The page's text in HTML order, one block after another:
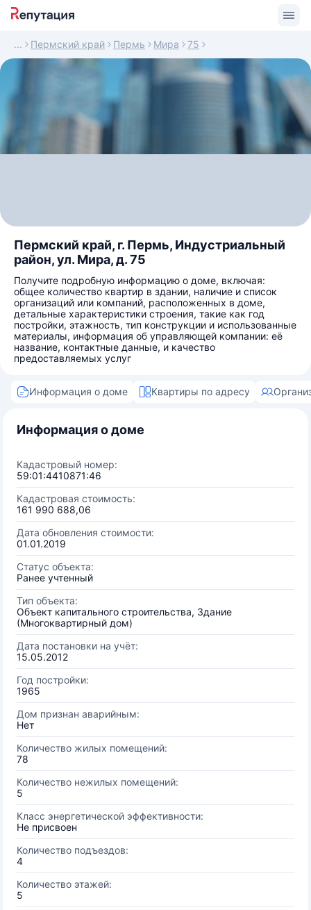
Пермский край Пермь Мира 75
Пермский край, г. Пермь, Индустриальный
район, ул. Мира, д. 75
Получите подробную информацию о доме, включая:
общее количество квартир в здании, наличие и список
организаций или компаний, расположенных в доме,
детальные характеристики строения, такие как год
постройки, этажность, тип конструкции и использованные
материалы, информация об управляющей компании: её
название, контактные данные, и качество
предоставляемых услуг
Информация о доме Квартиры по адресу
Информация о доме
Кадастровый номер:
59:01:4410871:46
Кадастровая стоимость:
161 990 688,06
Дата обновления стоимости:
01.01.2019
Статус объекта:
Ранее учтенный
Тип объекта:
Объект капитального строительства, Здание
(Многоквартирный дом)
Дата постановки на учёт:
15.05.2012
Год постройки:
1965
Дом признан аварийным:
Нет
Количество жилых помещений:
78
Количество нежилых помещений:
5
Класс энергетической эффективности:
Не присвоен
Количество подъездов:
4
Количество этажей:
5